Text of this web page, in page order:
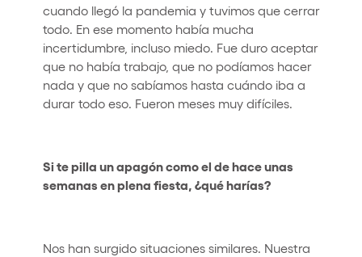
cuando llegó la pandemia y tuvimos que cerrar
todo. En ese momento había mucha
incertidumbre, incluso miedo. Fue duro aceptar
que no había trabajo, que no podíamos hacer
nada y que no sabíamos hasta cuándo iba a
durar todo eso. Fueron meses muy difíciles.
Si te pilla un apagón como el de hace unas
semanas en plena fiesta, ¿qué harías?
Nos han surgido situaciones similares. Nuestra